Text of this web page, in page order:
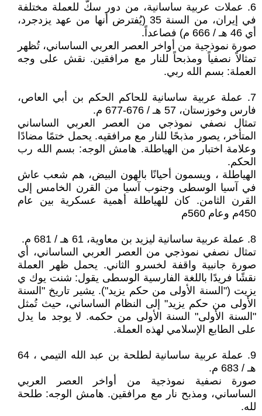
6. عملات عربية ساسانية، من دور سكّ للعملة مختلفة
في إيران، من السنة 35 (يُفترض أنها من عهد يزدجرد،
أي 46 هـ / 666 م) فصاعداً.
صورة نموذجية من أواخر العصر العربي الساساني، تُظهر
تمثالاً نصفياً ومذبحاً للنار مع مرافقين. نقش على وجه
العملة: بسم الله ربي.
7. عملة عربية ساسانية للحاكم الحكم بن أبي العاص،
فارس وخوزستان، 57 هـ / 676-677 م.
تمثال نصفي نموذجي من العصر العربي الساساني
المتأخر، يصور مذبحًا للنار مع مرافقيه. يحمل ختمًا مضادًا
وعلامة اختبار من الهياطلة. هامش الوجه: بسم الله رب
الحكم.
الهياطلة ، ويسمون أحيانًا بالهون البيض، هم شعب عاش
في آسيا الوسطى وجنوب آسيا من القرن الخامس إلى
القرن الثامن. كان للهياطلة أهمية عسكرية بين عام
450م وعام 560م
8. عملة عربية ساسانية ليزيد بن معاوية، 61 هـ / 681 م.
تمثال نصفي نموذجي من العصر العربي الساساني، أي
صورة جانبية واقفة لخسرو الثاني. يحمل ظهر العملة
نقشًا فريدًا باللغة الفارسية الوسطى يقول: شنت يوك ي
يزيت ("السنة الأولى من حكم يزيد"). يشير تاريخ "السنة
الأولى من حكم يزيد" إلى النظام الساساني، حيث تُمثل
"السنة الأولى" السنة الأولى من حكمه. لا يوجد ما يدل
على الطابع الإسلامي لهذه العملة.
9. عملة عربية ساسانية لطلحة بن عبد الله التيمي ، 64
هـ / 683 م.
صورة نصفية نموذجية من أواخر العصر العربي
الساساني، ومذبح نار مع مرافقين. هامش الوجه: طلحة
لله.